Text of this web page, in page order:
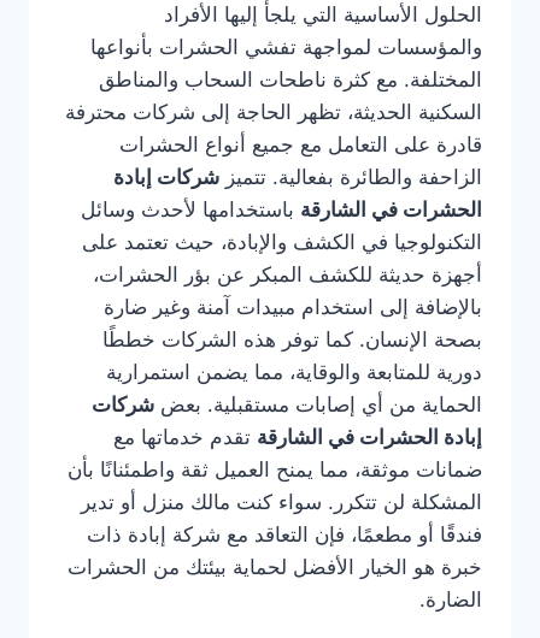
الحلول الأساسية التي يلجأ إليها الأفراد
والمؤسسات لمواجهة تفشي الحشرات بأنواعها
المختلفة. مع كثرة ناطحات السحاب والمناطق
السكنية الحديثة، تظهر الحاجة إلى شركات محترفة
قادرة على التعامل مع جميع أنواع الحشرات
الزاحفة والطائرة بفعالية. تتميز شركات إبادة
الحشرات في الشارقة باستخدامها لأحدث وسائل
التكنولوجيا في الكشف والإبادة، حيث تعتمد على
أجهزة حديثة للكشف المبكر عن بؤر الحشرات،
بالإضافة إلى استخدام مبيدات آمنة وغير ضارة
بصحة الإنسان. كما توفر هذه الشركات خططًا
دورية للمتابعة والوقاية، مما يضمن استمرارية
الحماية من أي إصابات مستقبلية. بعض شركات
إبادة الحشرات في الشارقة تقدم خدماتها مع
ضمانات موثقة، مما يمنح العميل ثقة واطمئنانًا بأن
المشكلة لن تتكرر. سواء كنت مالك منزل أو تدير
فندقًا أو مطعمًا، فإن التعاقد مع شركة إبادة ذات
خبرة هو الخيار الأفضل لحماية بيئتك من الحشرات
الضارة.